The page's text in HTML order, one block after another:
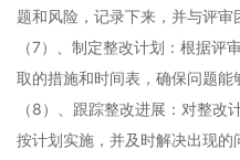
题和风险，记录下来，并与评审
（7）、 制定整改计划：根据评
取的措施和时间表，确保问题能
（8）、 跟踪整改进展：对整改
按计划实施，并及时解决出现的